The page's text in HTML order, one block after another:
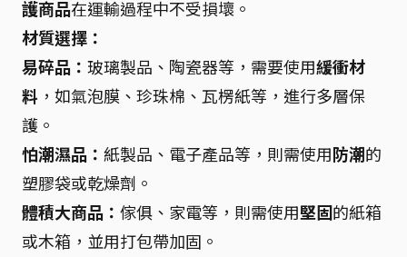
護商品在運輸過程中不受損壞。
材質選擇：
易碎品： 玻璃製品、陶瓷器等，需要使用緩衝材
料 ，如氣泡膜、珍珠棉、瓦楞紙等，進行多層保
護。
怕潮濕品： 紙製品、電子產品等，則需使用防潮的
塑膠袋或乾燥劑。
體積大商品： 傢俱、家電等，則需使用堅固的紙箱
或木箱，並用打包帶加固。